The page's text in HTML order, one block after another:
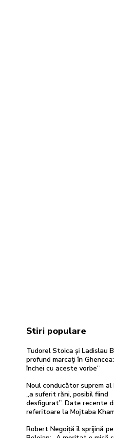
Stiri populare
Tudorel Stoica și Ladislau
profund marcați în
închei cu aceste vorbe”
Noul conducător suprem al
„a suferit răni, posibil fiind
desfigurat”. Date recente
referitoare la Mojtaba
Robert Negoiță îl sprijină